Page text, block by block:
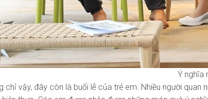
Ý nghĩa
chỉ vậy, đây còn là buổi lễ của trẻ em. Nhiều người